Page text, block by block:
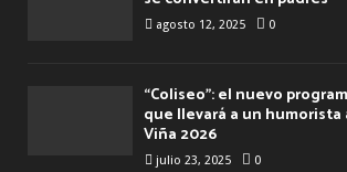
agosto 12, 2025 0
“Coliseo”: el nuevo
que llevará a un humorista
Viña 2026
julio 23, 2025 0